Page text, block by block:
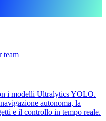
i modelli Ultralytics YOLO.
autonoma, la
e il controllo in tempo reale.